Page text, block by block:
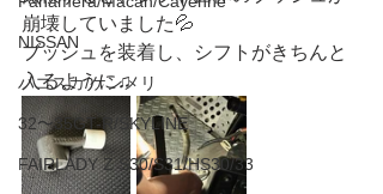
NISSAN
ハコスカ/ケンメリ
32〜35GT-R/SKYLINE
FAIRLADY Z S30/S31/HS30/33
崩壊していました💦
ブッシュを装着し、シフトがきちんと
入るように♫